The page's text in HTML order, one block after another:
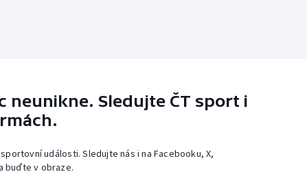
neunikne. Sledujte ČT sport i
události. Sledujte nás i na Facebooku, X,
buďte v obraze.